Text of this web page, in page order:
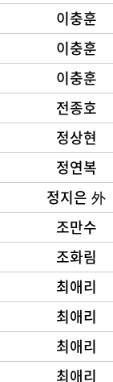
이충훈
이충훈
이충훈
전종호
정상현
정연복
정지은 外
조만수
조화림
최애리
최애리
최애리
최애리